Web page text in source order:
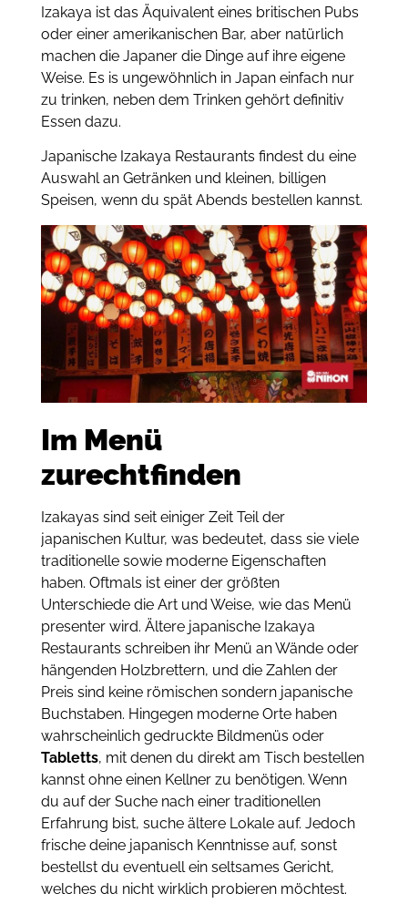
Izakaya ist das Äquivalent eines britischen Pubs
oder einer amerikanischen Bar, aber natürlich
machen die Japaner die Dinge auf ihre eigene
Weise. Es is ungewöhnlich in Japan einfach nur
zu trinken, neben dem Trinken gehört definitiv
Essen dazu.
Japanische Izakaya Restaurants findest du eine
Auswahl an Getränken und kleinen, billigen
Speisen, wenn du spät Abends bestellen kannst.
Im Menü
zurechtfinden
Izakayas sind seit einiger Zeit Teil der
japanischen Kultur, was bedeutet, dass sie viele
traditionelle sowie moderne Eigenschaften
haben. Oftmals ist einer der größten
Unterschiede die Art und Weise, wie das Menü
presenter wird. Ältere japanische Izakaya
Restaurants schreiben ihr Menü an Wände oder
hängenden Holzbrettern, und die Zahlen der
Preis sind keine römischen sondern japanische
Buchstaben. Hingegen moderne Orte haben
wahrscheinlich gedruckte Bildmenüs oder
Tabletts, mit denen du direkt am Tisch bestellen
kannst ohne einen Kellner zu benötigen. Wenn
du auf der Suche nach einer traditionellen
Erfahrung bist, suche ältere Lokale auf. Jedoch
frische deine japanisch Kenntnisse auf, sonst
bestellst du eventuell ein seltsames Gericht,
welches du nicht wirklich probieren möchtest.